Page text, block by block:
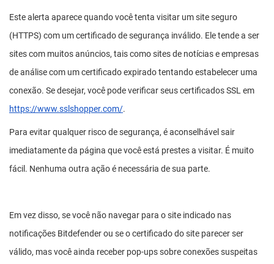
Este alerta aparece quando você tenta visitar um site seguro
(HTTPS) com um certificado de segurança inválido. Ele tende a ser
sites com muitos anúncios, tais como sites de notícias e empresas
de análise com um certificado expirado tentando estabelecer uma
conexão. Se desejar, você pode verificar seus certificados SSL em
https://www.sslshopper.com/.
Para evitar qualquer risco de segurança, é aconselhável sair
imediatamente da página que você está prestes a visitar. É muito
fácil. Nenhuma outra ação é necessária de sua parte.
Em vez disso, se você não navegar para o site indicado nas
notificações Bitdefender ou se o certificado do site parecer ser
válido, mas você ainda receber pop-ups sobre conexões suspeitas